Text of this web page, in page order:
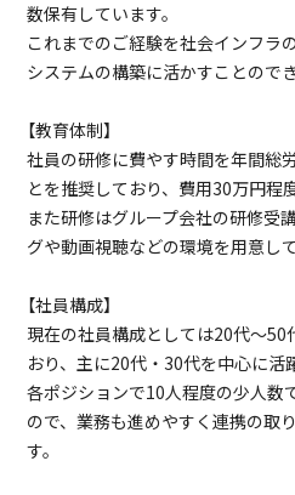
数保有しています。
これまでのご経験を社会インフラ
システムの構築に活かすことので
【教育体制】
社員の研修に費やす時間を年間総
とを推奨しており、費用30万円程
また研修はグループ会社の研修受
グや動画視聴などの環境を用意し
【社員構成】
現在の社員構成としては20代～50
おり、主に20代・30代を中心に活
各ポジションで10人程度の少人数
ので、業務も進めやすく連携の取
す。